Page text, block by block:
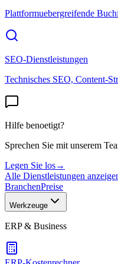
Plattformuebergreifende
SEO-Dienstleistungen
Technisches SEO, Content-
Hilfe benoetigt?
Sprechen Sie mit unserem
Legen Sie los→
Alle Dienstleistungen
BranchenPreise
Werkzeuge
ERP & Business